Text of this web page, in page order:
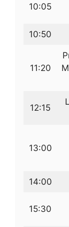
10:05
10:50
11:20
12:15
13:00
14:00
15:30